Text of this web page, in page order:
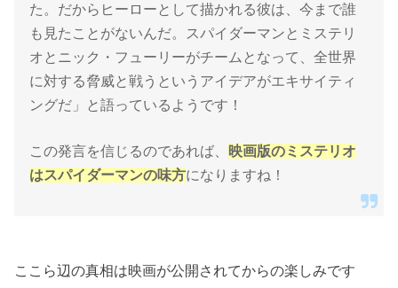
た。だからヒーローとして描かれる彼は、今まで誰
も見たことがないんだ。スパイダーマンとミステリ
オとニック・フューリーがチームとなって、全世界
に対する脅威と戦うというアイデアがエキサイティ
ングだ」と語っているようです！
この発言を信じるのであれば、
映画版のミステリオ
はスパイダーマンの味方になりますね！
ここら辺の真相は映画が公開されてからの楽しみです